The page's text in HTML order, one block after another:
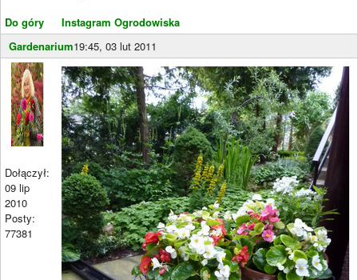
Do góry
Instagram Ogrodowiska
Gardenarium19:45, 03 lut 2011
Dołączył:
09 lip
2010
Posty:
77381